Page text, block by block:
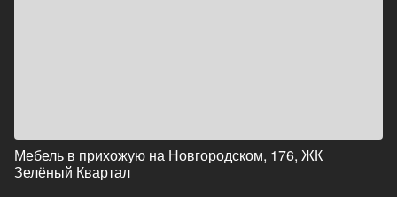
Мебель в прихожую на Новгородском, 176, ЖК
Зелёный Квартал